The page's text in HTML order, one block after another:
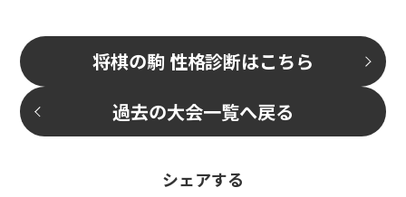
将棋の駒 性格診断はこちら
過去の大会一覧へ戻る
シェアする